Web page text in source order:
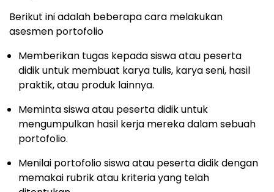
Berikut ini adalah beberapa cara melakukan
asesmen portofolio
Memberikan tugas kepada siswa atau peserta
didik untuk membuat karya tulis, karya seni, hasil
praktik, atau produk lainnya.
Meminta siswa atau peserta didik untuk
mengumpulkan hasil kerja mereka dalam sebuah
portofolio.
Menilai portofolio siswa atau peserta didik dengan
memakai rubrik atau kriteria yang telah